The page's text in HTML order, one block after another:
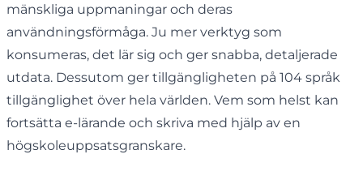
mänskliga uppmaningar och deras
användningsförmåga. Ju mer verktyg som
konsumeras, det lär sig och ger snabba, detaljerade
utdata. Dessutom ger tillgängligheten på 104 språk
tillgänglighet över hela världen. Vem som helst kan
fortsätta e-lärande och skriva med hjälp av en
högskoleuppsatsgranskare.